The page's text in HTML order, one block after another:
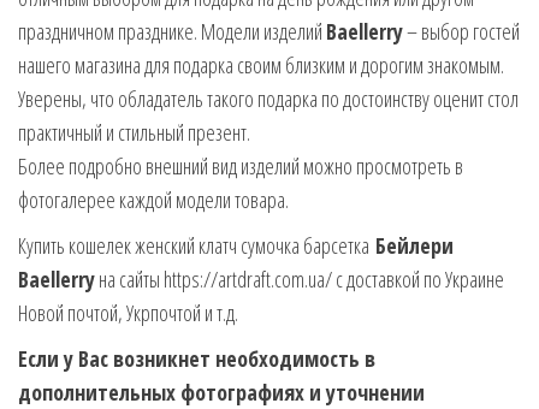
праздничном празднике. Модели изделий Baellerry– выбор гостей
нашего магазина для подарка своим близким и дорогим знакомым.
Уверены, что обладатель такого подарка по достоинству оценит стол
практичный и стильный презент.
Более подробно внешний вид изделий можно просмотреть в
фотогалерее каждой модели товара.
Купить кошелек женский клатч сумочка барсетка Бейлери
Baellerryна сайты https://artdraft.com.ua/ с доставкой по Украине
Новой почтой, Укрпочтой и т.д.
Если у Вас возникнет необходимость в
дополнительных фотографиях и уточнении